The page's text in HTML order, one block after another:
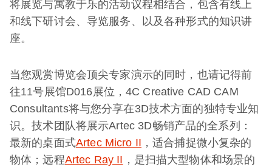
将展览与寓教于乐的活动议程相结合，包含有线上
和线下研讨会、导览服务、以及各种形式的知识讲
座。
当您观赏博览会顶尖专家演示的同时，也请记得前
往11号展馆D016展位，4C Creative CAD CAM
Consultants将与您分享在3D技术方面的独特专业知
识。技术团队将展示Artec 3D畅销产品的全系列：
最新的桌面式Artec Micro II ，适合捕捉微小复杂的
物体；远程Artec Ray II ，是扫描大型物体和场景的